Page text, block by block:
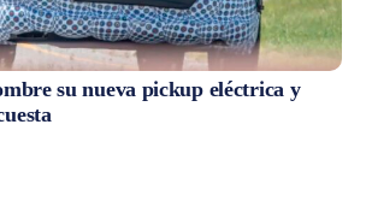
su nueva pickup eléctrica y